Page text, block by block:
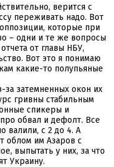
верится с
переживать надо. Вот
которые при
– одни и те же вопросы
от главы НБУ,
Вот это я понимаю
какие-то полупьяные
за затемненных окон их
гривны стабильным
спикеры и
обвал и дефолт. Все
валили, с 2 до 4. А
облом им Азаров с
выпытать у них, за что
Украину.